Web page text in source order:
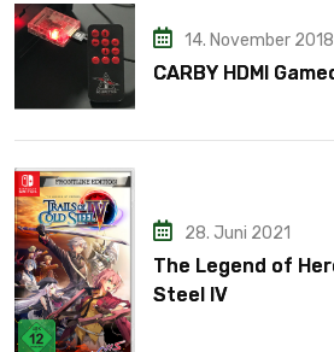
14. November 2018
CARBY HDMI
28. Juni 2021
The Legend of
Steel IV